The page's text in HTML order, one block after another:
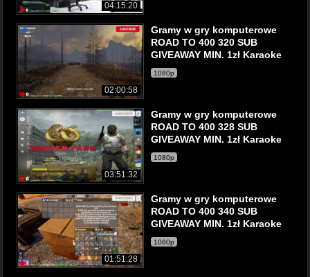
04:15:20
02:00:58
Gramy w gry komputerowe
ROAD TO 400 320 SUB
GIVEAWAY MIN. 1zł Karaoke
1080p
03:51:32
Gramy w gry komputerowe
ROAD TO 400 328 SUB
GIVEAWAY MIN. 1zł Karaoke
1080p
01:51:28
Gramy w gry komputerowe
ROAD TO 400 340 SUB
GIVEAWAY MIN. 1zł Karaoke
1080p